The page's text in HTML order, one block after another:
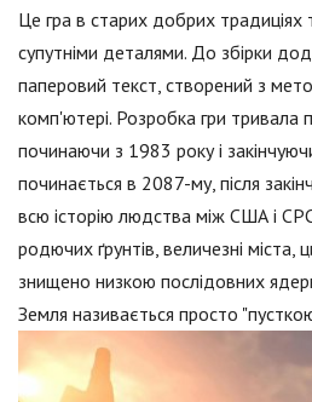
Це гра в старих добрих традиціях
супутніми деталями. До збірки
паперовий текст, створений з
комп'ютері. Розробка гри тривала
починаючи з 1983 року і
починається в 2087-му, після
всю історію людства між США і
родючих ґрунтів, величезні міста,
знищено низкою послідовних
Земля називається просто